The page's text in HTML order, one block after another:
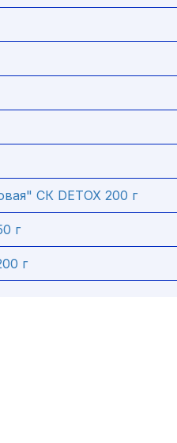
СК DETOX 200 г
г
г